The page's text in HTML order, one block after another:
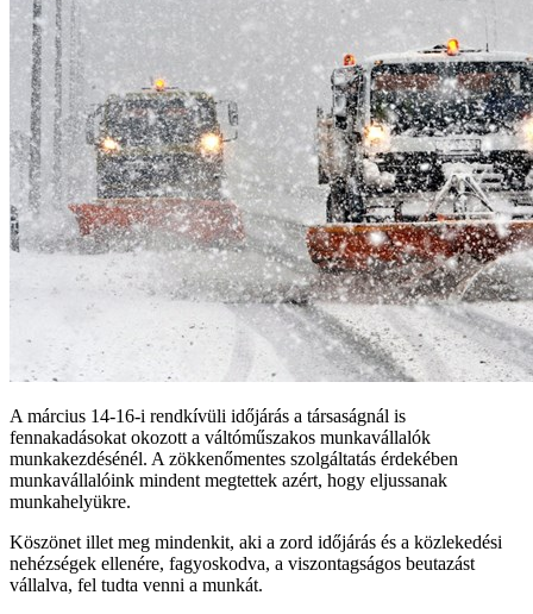
A március 14-16-i rendkívüli időjárás a társaságnál is
fennakadásokat okozott a váltóműszakos munkavállalók
munkakezdésénél. A zökkenőmentes szolgáltatás érdekében
munkavállalóink mindent megtettek azért, hogy eljussanak
munkahelyükre.
Köszönet illet meg mindenkit, aki a zord időjárás és a közlekedési
nehézségek ellenére, fagyoskodva, a viszontagságos beutazást
vállalva, fel tudta venni a munkát.